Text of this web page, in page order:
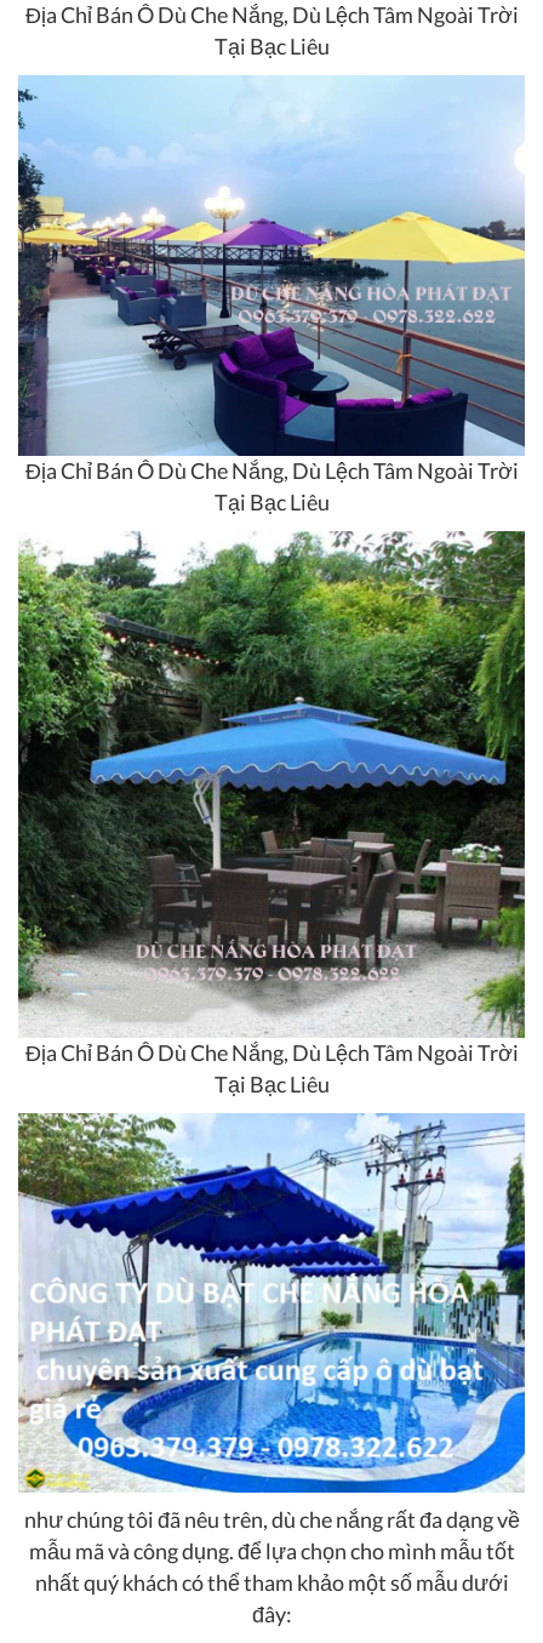
Địa Chỉ Bán Ô Dù Che Nắng, Dù Lệch Tâm Ngoài Trời
Tại Bạc Liêu
Địa Chỉ Bán Ô Dù Che Nắng, Dù Lệch Tâm Ngoài Trời
Tại Bạc Liêu
Địa Chỉ Bán Ô Dù Che Nắng, Dù Lệch Tâm Ngoài Trời
Tại Bạc Liêu
như chúng tôi đã nêu trên, dù che nắng rất đa dạng về
mẫu mã và công dụng. để lựa chọn cho mình mẫu tốt
nhất quý khách có thể tham khảo một số mẫu dưới
đây: